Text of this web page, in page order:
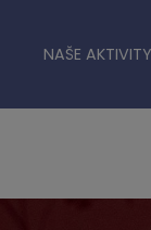
NAŠE AKTIVITY